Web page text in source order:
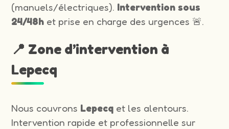
(manuels/électriques). Intervention sous
24/48h et prise en charge des urgences 🚨.
📍 Zone d’intervention à
Lepecq
Nous couvrons Lepecq et les alentours.
Intervention rapide et professionnelle sur